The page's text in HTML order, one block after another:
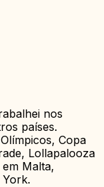
nos
países.
Copa
Lollapalooza
Malta,